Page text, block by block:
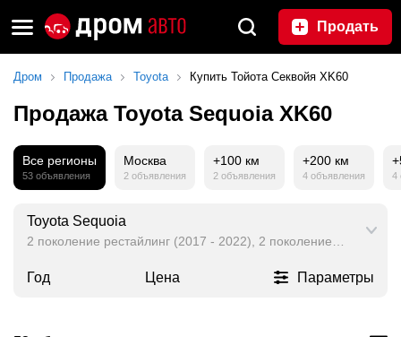
Продать
Дром Продажа Toyota Купить Тойота Секвойя XK60
Продажа Toyota Sequoia XK60
Все регионы
53 объявления
Москва
2 объявления
+100 км
2 объявления
+200 км
4 объявления 4
Toyota Sequoia
2 поколение рестайлинг (2017 - 2022), 2 поколение (2007 -
Год Цена Параметры